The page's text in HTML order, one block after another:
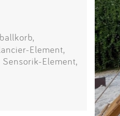
Element,
Element,